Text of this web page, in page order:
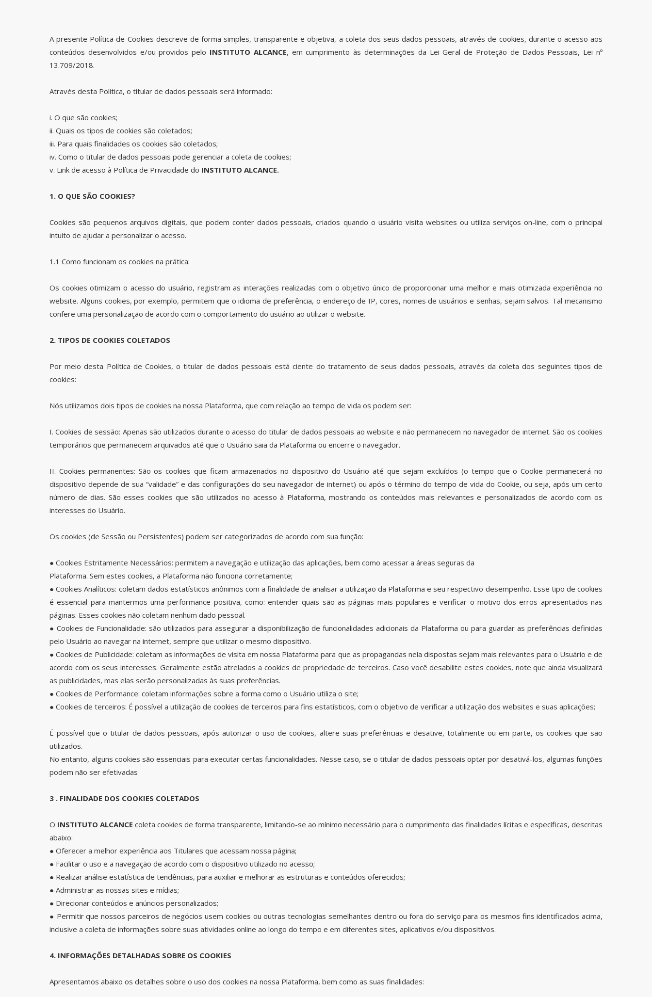
A presente Política de Cookies descreve de forma simples, transparente e objetiva, a coleta dos seus dados pessoais, através de cookies, durante o acesso aos
conteúdos desenvolvidos e/ou providos pelo INSTITUTO ALCANCE, em cumprimento às determinações da Lei Geral de Proteção de Dados Pessoais, Lei nº
13.709/2018.
Através desta Política, o titular de dados pessoais será informado:
i. O que são cookies;
ii. Quais os tipos de cookies são coletados;
iii. Para quais finalidades os cookies são coletados;
iv. Como o titular de dados pessoais pode gerenciar a coleta de cookies;
v. Link de acesso à Política de Privacidade do INSTITUTO ALCANCE.
1. O QUE SÃO COOKIES?
Cookies são pequenos arquivos digitais, que podem conter dados pessoais, criados quando o usuário visita websites ou utiliza serviços on-line, com o principal
intuito de ajudar a personalizar o acesso.
1.1 Como funcionam os cookies na prática:
Os cookies otimizam o acesso do usuário, registram as interações realizadas com o objetivo único de proporcionar uma melhor e mais otimizada experiência no
website. Alguns cookies, por exemplo, permitem que o idioma de preferência, o endereço de IP, cores, nomes de usuários e senhas, sejam salvos. Tal mecanismo
confere uma personalização de acordo com o comportamento do usuário ao utilizar o website.
2. TIPOS DE COOKIES COLETADOS
Por meio desta Política de Cookies, o titular de dados pessoais está ciente do tratamento de seus dados pessoais, através da coleta dos seguintes tipos de
cookies:
Nós utilizamos dois tipos de cookies na nossa Plataforma, que com relação ao tempo de vida os podem ser:
I. Cookies de sessão: Apenas são utilizados durante o acesso do titular de dados pessoais ao website e não permanecem no navegador de internet. São os cookies
temporários que permanecem arquivados até que o Usuário saia da Plataforma ou encerre o navegador.
II. Cookies permanentes: São os cookies que ficam armazenados no dispositivo do Usuário até que sejam excluídos (o tempo que o Cookie permanecerá no
dispositivo depende de sua “validade” e das configurações do seu navegador de internet) ou após o término do tempo de vida do Cookie, ou seja, após um certo
número de dias. São esses cookies que são utilizados no acesso à Plataforma, mostrando os conteúdos mais relevantes e personalizados de acordo com os
interesses do Usuário.
Os cookies (de Sessão ou Persistentes) podem ser categorizados de acordo com sua função:
● Cookies Estritamente Necessários: permitem a navegação e utilização das aplicações, bem como acessar a áreas seguras da
Plataforma. Sem estes cookies, a Plataforma não funciona corretamente;
● Cookies Analíticos: coletam dados estatísticos anônimos com a finalidade de analisar a utilização da Plataforma e seu respectivo desempenho. Esse tipo de cookies
é essencial para mantermos uma performance positiva, como: entender quais são as páginas mais populares e verificar o motivo dos erros apresentados nas
páginas. Esses cookies não coletam nenhum dado pessoal.
● Cookies de Funcionalidade: são utilizados para assegurar a disponibilização de funcionalidades adicionais da Plataforma ou para guardar as preferências definidas
pelo Usuário ao navegar na internet, sempre que utilizar o mesmo dispositivo.
● Cookies de Publicidade: coletam as informações de visita em nossa Plataforma para que as propagandas nela dispostas sejam mais relevantes para o Usuário e de
acordo com os seus interesses. Geralmente estão atrelados a cookies de propriedade de terceiros. Caso você desabilite estes cookies, note que ainda visualizará
as publicidades, mas elas serão personalizadas às suas preferências.
● Cookies de Performance: coletam informações sobre a forma como o Usuário utiliza o site;
● Cookies de terceiros: É possível a utilização de cookies de terceiros para fins estatísticos, com o objetivo de verificar a utilização dos websites e suas aplicações;
É possível que o titular de dados pessoais, após autorizar o uso de cookies, altere suas preferências e desative, totalmente ou em parte, os cookies que são
utilizados.
No entanto, alguns cookies são essenciais para executar certas funcionalidades. Nesse caso, se o titular de dados pessoais optar por desativá-los, algumas funções
podem não ser efetivadas
3 . FINALIDADE DOS COOKIES COLETADOS
O INSTITUTO ALCANCE coleta cookies de forma transparente, limitando-se ao mínimo necessário para o cumprimento das finalidades lícitas e específicas, descritas
abaixo:
● Oferecer a melhor experiência aos Titulares que acessam nossa página;
● Facilitar o uso e a navegação de acordo com o dispositivo utilizado no acesso;
● Realizar análise estatística de tendências, para auxiliar e melhorar as estruturas e conteúdos oferecidos;
● Administrar as nossas sites e mídias;
● Direcionar conteúdos e anúncios personalizados;
● Permitir que nossos parceiros de negócios usem cookies ou outras tecnologias semelhantes dentro ou fora do serviço para os mesmos fins identificados acima,
inclusive a coleta de informações sobre suas atividades online ao longo do tempo e em diferentes sites, aplicativos e/ou dispositivos.
4. INFORMAÇÕES DETALHADAS SOBRE OS COOKIES
Apresentamos abaixo os detalhes sobre o uso dos cookies na nossa Plataforma, bem como as suas finalidades: